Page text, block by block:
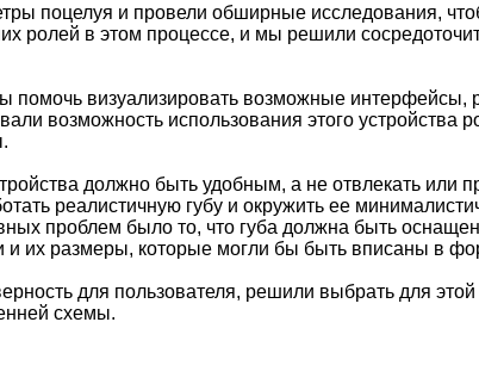
поцелуя и провели обширные исследования,
ролей в этом процессе, и мы решили
помочь визуализировать возможные интерфейсы,
возможность использования этого устройства
должно быть удобным, а не отвлекать или
реалистичную губу и окружить ее
проблем было то, что губа должна быть
их размеры, которые могли бы быть вписаны в
для пользователя, решили выбрать для
схемы.